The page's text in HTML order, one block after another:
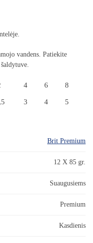
vandens. Patiekite
4 6 8
3 4 5
Brit Premium
12 X 85 gr.
Suaugusiems
Premium
Kasdienis